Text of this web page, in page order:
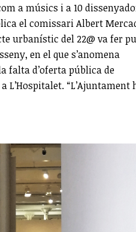
a músics i a 10
el comissari Albert
urbanístic del 22@ va fer
en el que s’anomena
falta d’oferta pública de
“L’Ajuntament